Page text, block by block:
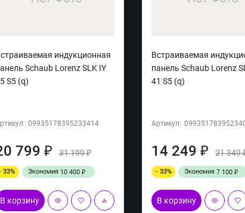
индукционная
Schaub Lorenz SLK IY
S5 (q)
09935178395233414
799 ₽ 31 199₽
33% Экономия 10 400 ₽
В корзину
Встраиваемая
панель Schaub Lorenz
41 S5 (q)
Артикул:
14 249₽ 21 349
- 33% Экономия7 100₽
В корзину